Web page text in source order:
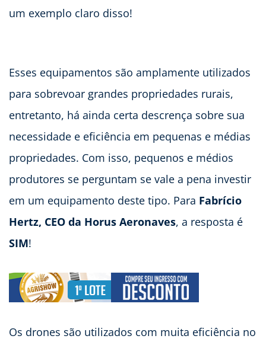
um exemplo claro disso!
Esses equipamentos são amplamente utilizados
para sobrevoar grandes propriedades rurais,
entretanto, há ainda certa descrença sobre sua
necessidade e eficiência em pequenas e médias
propriedades. Com isso, pequenos e médios
produtores se perguntam se vale a pena investir
em um equipamento deste tipo. Para Fabrício
Hertz, CEO da Horus Aeronaves, a resposta é
SIM!
Os drones são utilizados com muita eficiência no